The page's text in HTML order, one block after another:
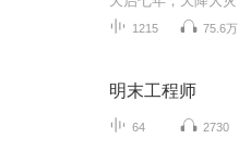
1215 75.6万
明末工程师
64 2730